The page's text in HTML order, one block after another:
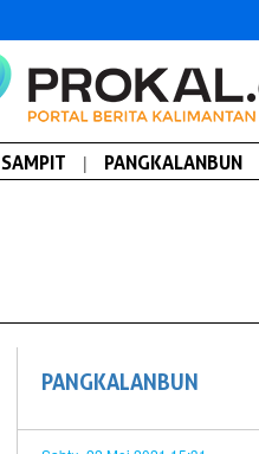
SAMPIT | PANGKALANBUN
PANGKALANBUN